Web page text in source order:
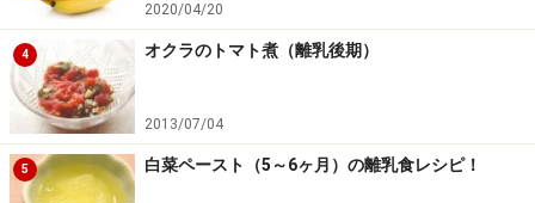
て出来上がり
味の組み合わせなどが気になる場合は目は他の食材で
も。
2020/04/20
4 オクラのトマト煮（離乳後期）
2013/07/04
5 白菜ペースト（5～6ヶ月）の離乳食レシピ！